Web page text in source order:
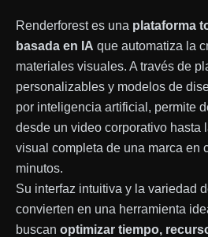
Renderforest es una plataforma
basada en IA que automatiza la
materiales visuales. A través de
personalizables y modelos de
por inteligencia artificial, permite
desde un video corporativo hasta
visual completa de una marca en
minutos.
Su interfaz intuitiva y la variedad
convierten en una herramienta
buscan optimizar tiempo,